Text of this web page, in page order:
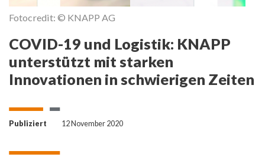
Fotocredit: © KNAPP AG
COVID-19 und Logistik: KNAPP
unterstützt mit starken
Innovationen in schwierigen Zeiten
Publiziert 12 November 2020